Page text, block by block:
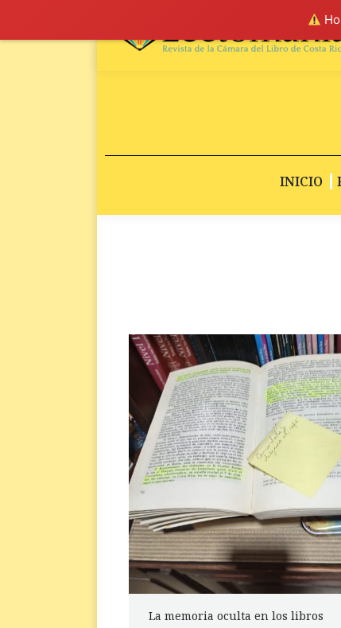
INICIO
La memoria oculta en los libros